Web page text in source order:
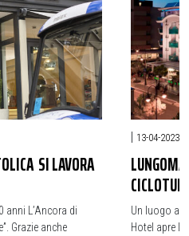
SI LAVORA
anni L’Ancora di
Grazie anche
| 13-04-2023
Un luogo a
Hotel apre